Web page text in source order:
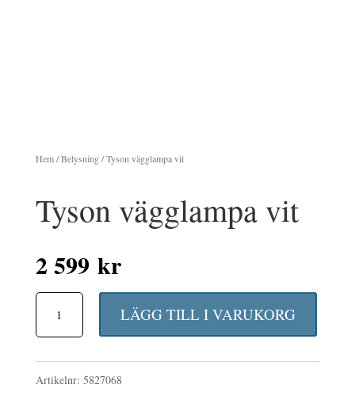
Hem/Belysning/ Tyson vägglampa vit
Tyson vägglampa vit
2 599 kr
vägglampa
vit
mängd
LÄGG TILL I VARUKORG
Artikelnr: 5827068